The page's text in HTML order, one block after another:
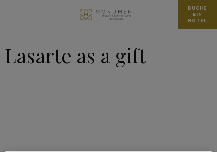
BUCHE
EIN
HOTEL
Lasarte as a gift